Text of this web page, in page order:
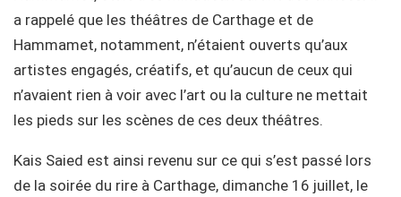
a rappelé que les théâtres de Carthage et de
Hammamet, notamment, n’étaient ouverts qu’aux
artistes engagés, créatifs, et qu’aucun de ceux qui
n’avaient rien à voir avec l’art ou la culture ne mettait
les pieds sur les scènes de ces deux théâtres.
Kais Saied est ainsi revenu sur ce qui s’est passé lors
de la soirée du rire à Carthage, dimanche 16 juillet, le